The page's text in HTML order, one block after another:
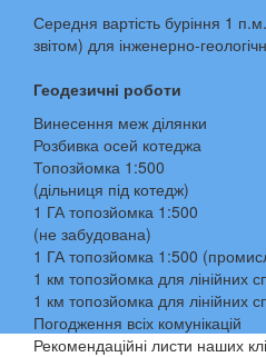
Середня вартість буріння 1
звітом) для інженерно-
Геодезичні роботи
Винесення меж ділянки
Розбивка осей котеджа
Топозйомка 1:500
(дільниця під котедж)
1 ГА топозйомка 1:500
(не забудована)
1 ГА топозйомка 1:500
1 км топозйомка для лінійних
1 км топозйомка для лінійних
Погодження всіх комунікацій
Рекомендаційні листи наших